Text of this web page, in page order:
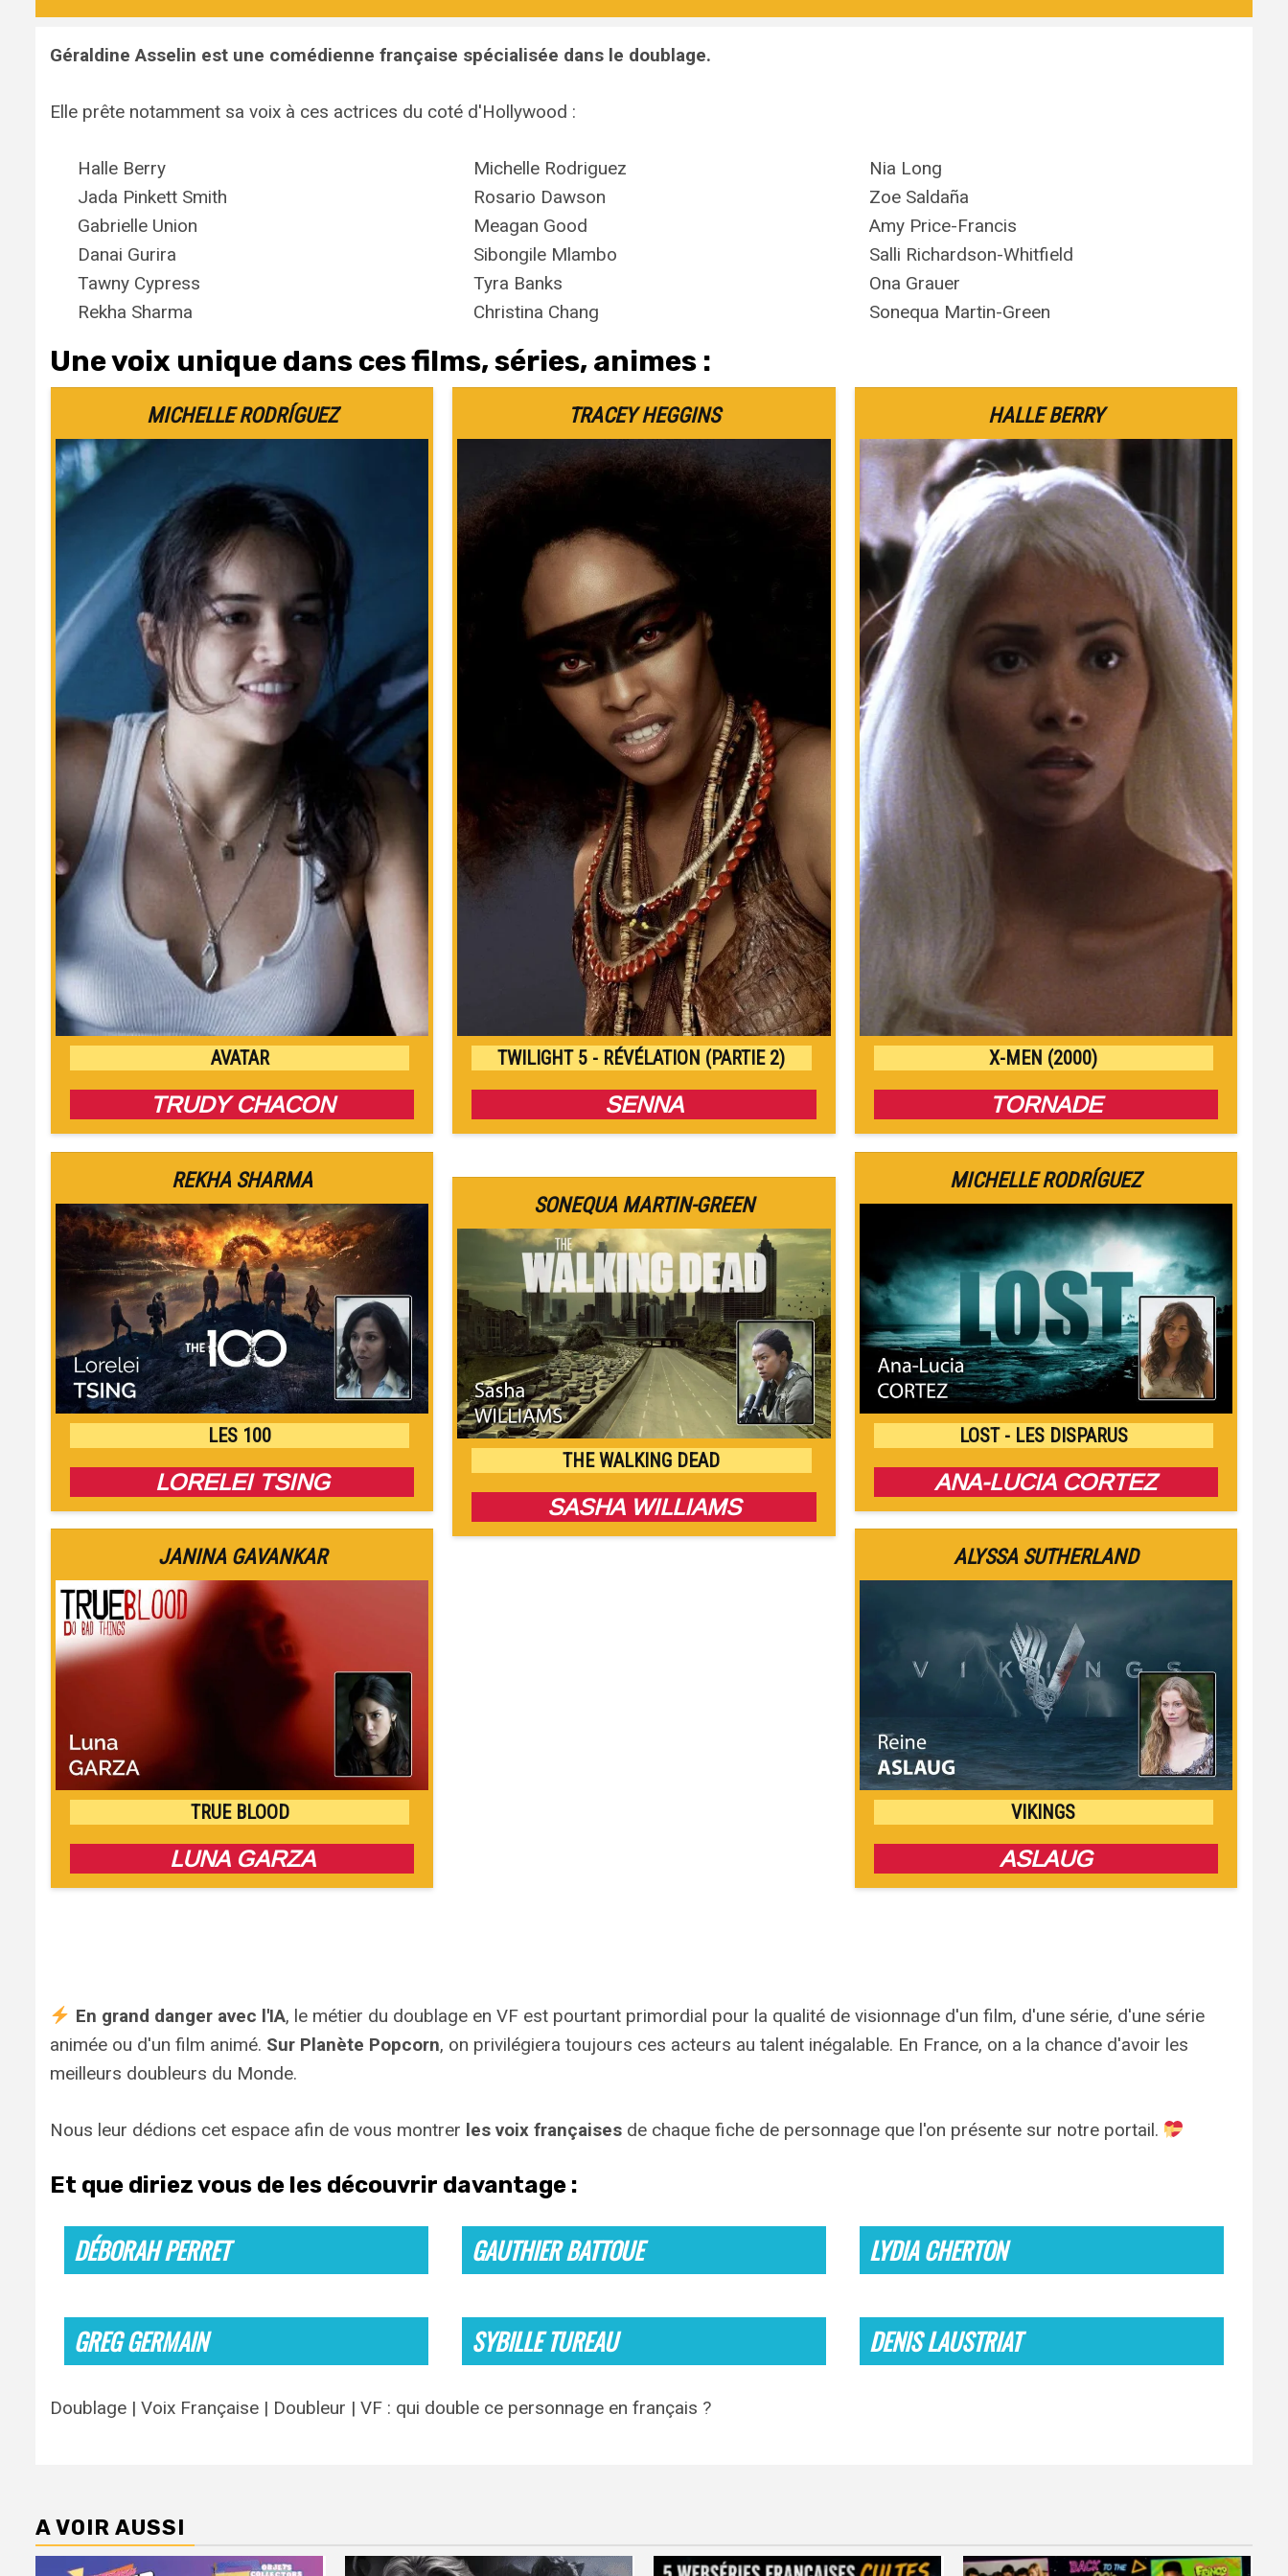
Géraldine Asselin est une comédienne française spécialisée dans le doublage.
Elle prête notamment sa voix à ces actrices du coté d'Hollywood :
Halle Berry
Jada Pinkett Smith
Gabrielle Union
Danai Gurira
Tawny Cypress
Rekha Sharma
Michelle Rodriguez
Rosario Dawson
Meagan Good
Sibongile Mlambo
Tyra Banks
Christina Chang
Nia Long
Zoe Saldaña
Amy Price-Francis
Salli Richardson-Whitfield
Ona Grauer
Sonequa Martin-Green
Une voix unique dans ces films, séries, animes :
MICHELLE RODRÍGUEZ
AVATAR
TRUDY CHACON
TRACEY HEGGINS
TWILIGHT 5 - RÉVÉLATION (PARTIE 2)
SENNA
HALLE BERRY
X-MEN (2000)
TORNADE
REKHA SHARMA
LES 100
LORELEI TSING
MICHELLE RODRÍGUEZ
LOST - LES DISPARUS
ANA-LUCIA CORTEZ
SONEQUA MARTIN-GREEN
THE WALKING DEAD
SASHA WILLIAMS
JANINA GAVANKAR
TRUE BLOOD
LUNA GARZA
ALYSSA SUTHERLAND
VIKINGS
ASLAUG
En grand danger avec l'IA, le métier du doublage en VF est pourtant primordial pour la qualité de visionnage d'un film, d'une série, d'une série
animée ou d'un film animé. Sur Planète Popcorn, on privilégiera toujours ces acteurs au talent inégalable. En France, on a la chance d'avoir les
meilleurs doubleurs du Monde.
Nous leur dédions cet espace afin de vous montrer les voix françaises de chaque fiche de personnage que l'on présente sur notre portail.
Et que diriez vous de les découvrir davantage :
DÉBORAH PERRET GAUTHIER BATTOUE LYDIA CHERTON
GREG GERMAIN SYBILLE TUREAU DENIS LAUSTRIAT
Doublage | Voix Française | Doubleur | VF : qui double ce personnage en français ?
A VOIR AUSSI